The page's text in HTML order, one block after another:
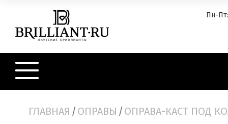
Пн-
ГЛАВНАЯ / ОПРАВЫ / ОПРАВА-КАСТ ПОД